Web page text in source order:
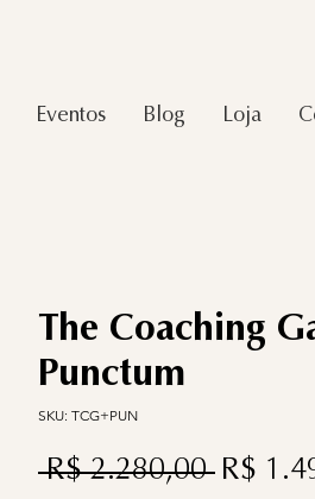
Eventos Blog Loja
The Coaching
Punctum
SKU: TCG+PUN
R$ 2.280,00 Preço
R$